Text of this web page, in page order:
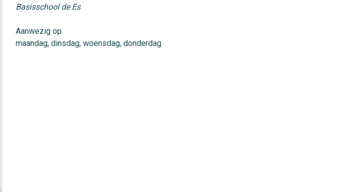
Basisschool de Es
Aanwezig op:
maandag, dinsdag, woensdag, donderdag